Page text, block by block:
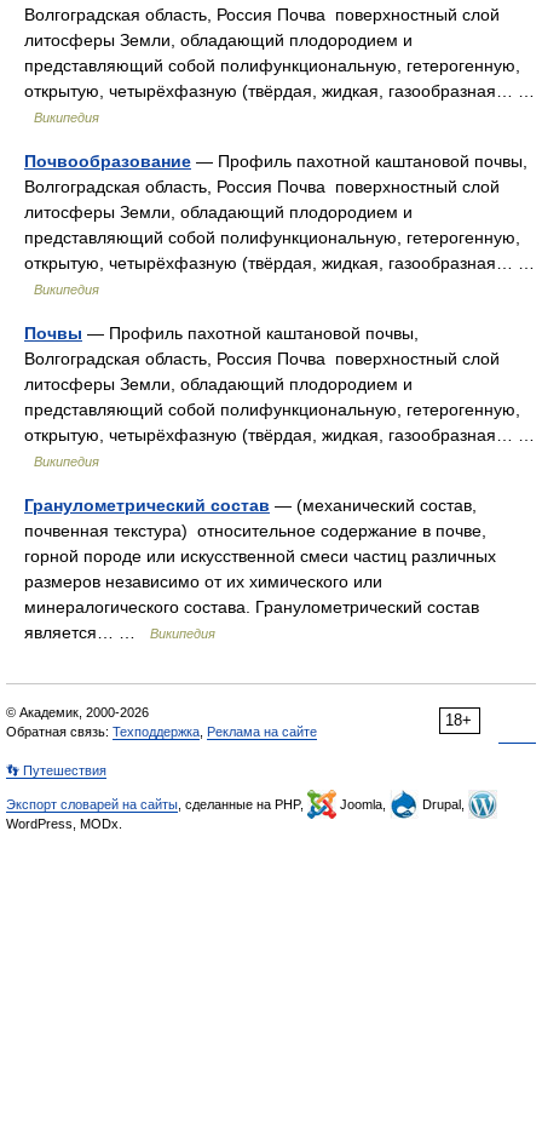
Волгоградская область, Россия Почва поверхностный слой
литосферы Земли, обладающий плодородием и
представляющий собой полифункциональную, гетерогенную,
открытую, четырёхфазную (твёрдая, жидкая, газообразная… …
Википедия
Почвообразование — Профиль пахотной каштановой почвы,
Волгоградская область, Россия Почва поверхностный слой
литосферы Земли, обладающий плодородием и
представляющий собой полифункциональную, гетерогенную,
открытую, четырёхфазную (твёрдая, жидкая, газообразная… …
Википедия
Почвы — Профиль пахотной каштановой почвы,
Волгоградская область, Россия Почва поверхностный слой
литосферы Земли, обладающий плодородием и
представляющий собой полифункциональную, гетерогенную,
открытую, четырёхфазную (твёрдая, жидкая, газообразная… …
Википедия
Гранулометрический состав — (механический состав,
почвенная текстура) относительное содержание в почве,
горной породе или искусственной смеси частиц различных
размеров независимо от их химического или
минералогического состава. Гранулометрический состав
является… …
Википедия
18+
© Академик, 2000-2026
Обратная связь: Техподдержка Реклама на сайте
👣 Путешествия
Экспорт словарей на сайты , сделанные на PHP, Joomla,
Drupal,
WordPress, MODx.